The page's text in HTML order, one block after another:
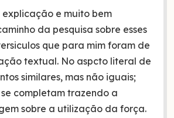
e muito bem
da pesquisa sobre esses
que para mim foram de
textual. No aspcto literal de
similares, mas não iguais;
completam trazendo a
sobre a utilização da força.